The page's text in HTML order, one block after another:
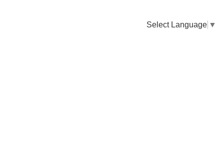
Select Language ▼